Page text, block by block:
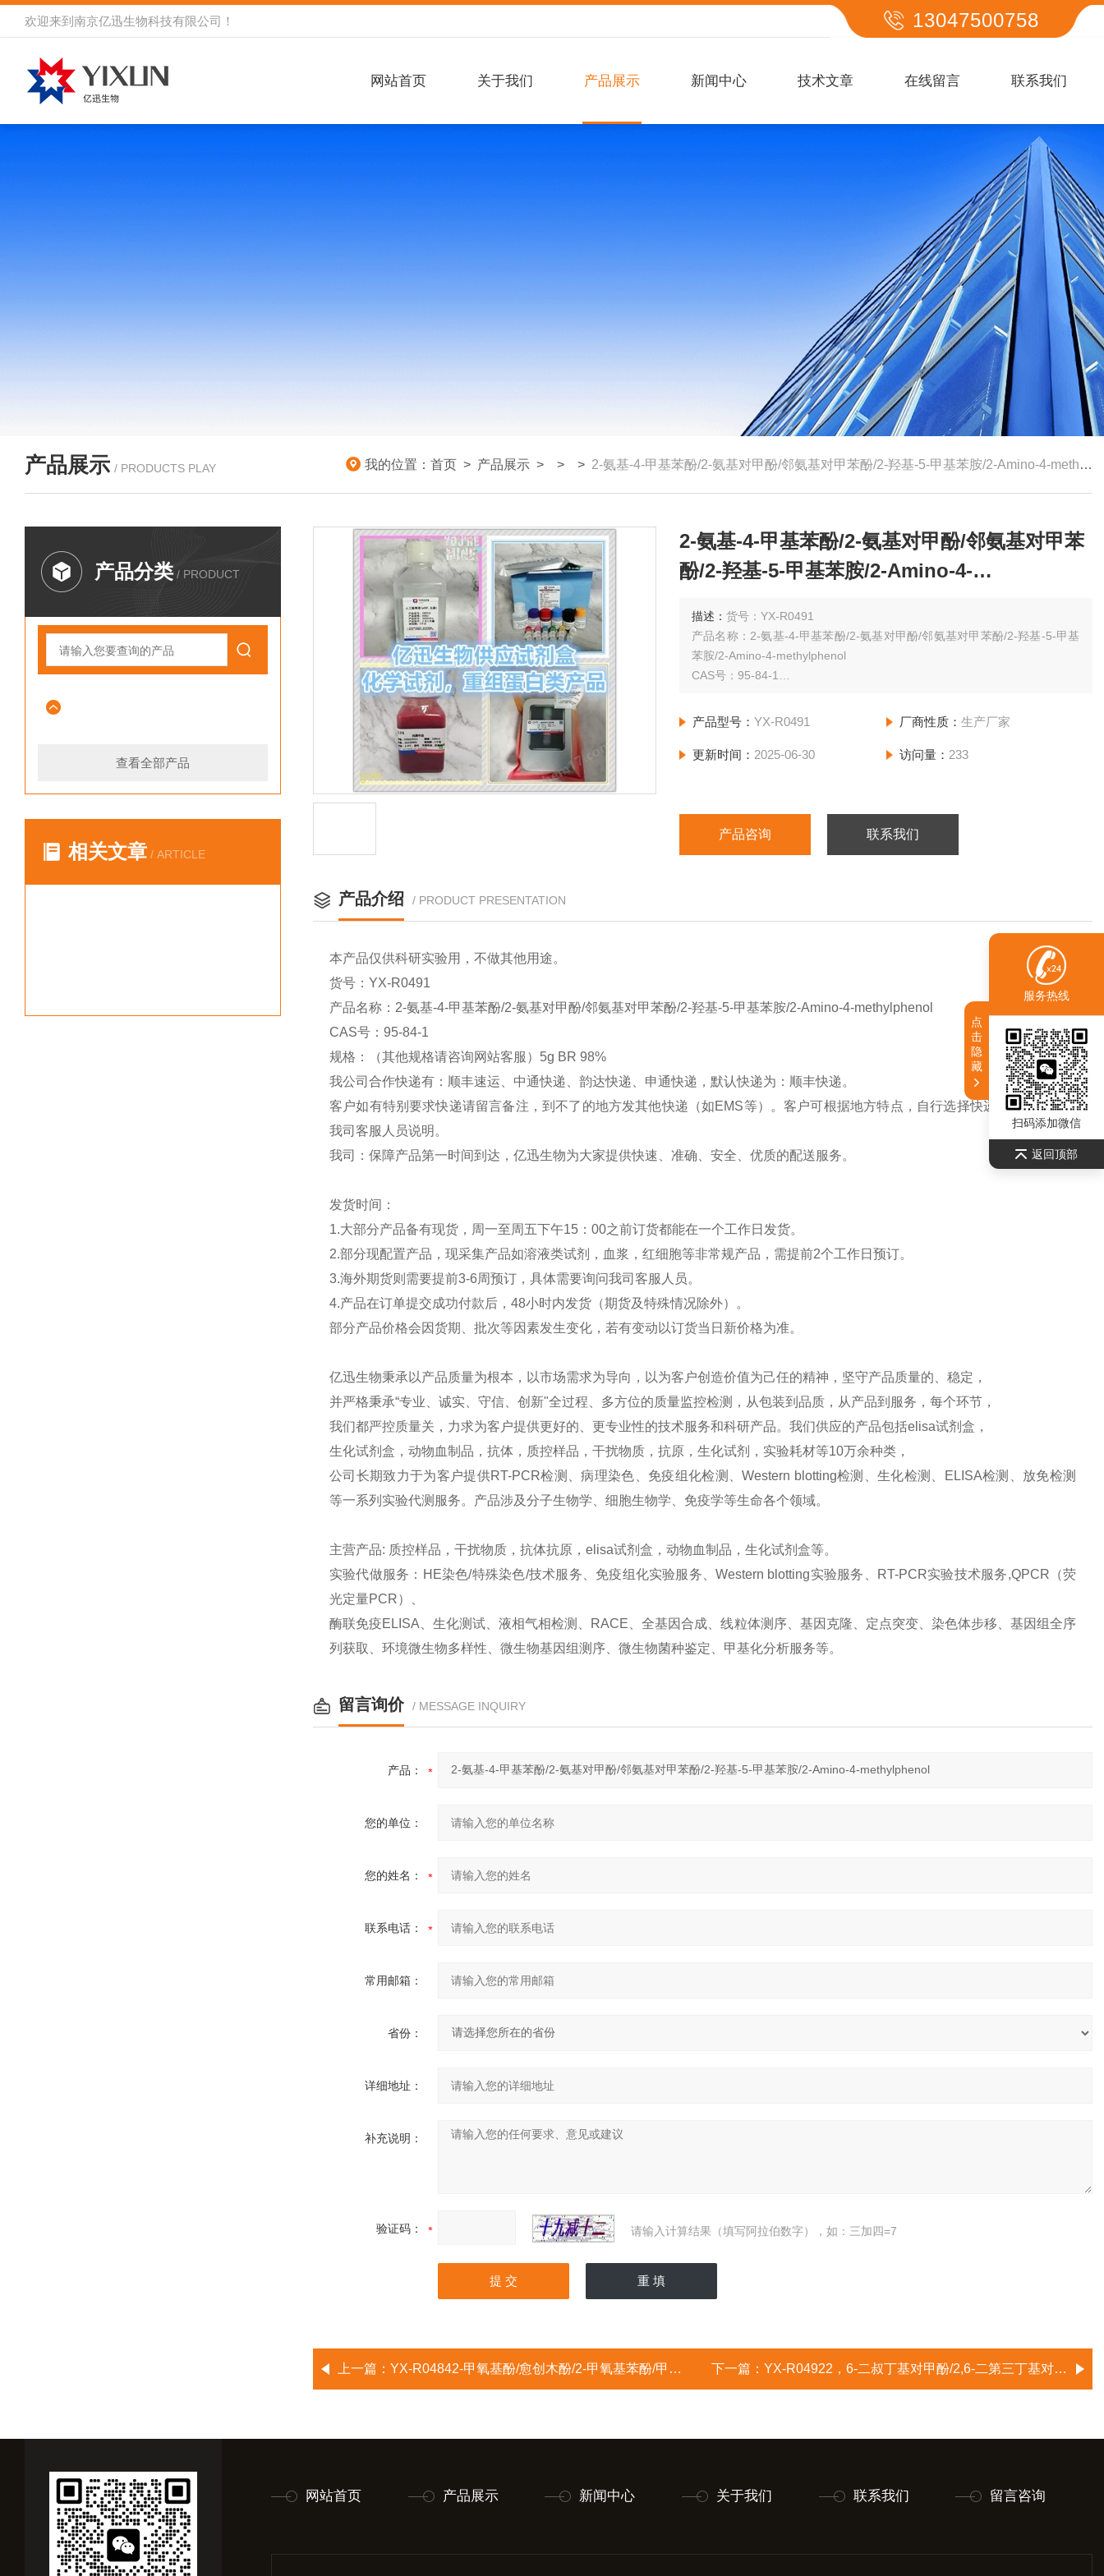
欢迎来到 南京亿迅生物科技有限公司 ！ 13047500758
网站首页 关于我们 产品展示 新闻中心 技术文章 在线留言 联系我们
产品展示 / PRODUCTS PLAY 我的位置： 首页 > 产品展示 > > > 2-氨基-4-甲基苯酚/2-氨基对甲酚/邻氨基对甲苯酚/2-羟基-5-甲基苯胺/2-Amino-4-methylphenol
产品分类 / PRODUCT
查看全部产品
相关文章 / ARTICLE
2-氨基-4-甲基苯酚/2-氨基对甲酚/邻氨基对甲苯
酚/2-羟基-5-甲基苯胺/2-Amino-4-
描述：货号：YX-R0491
产品名称：2-氨基-4-甲基苯酚/2-氨基对甲酚/邻氨基对甲苯酚/2-羟基-5-甲基
苯胺/2-Amino-4-methylphenol
CAS号：95-84-1
产品型号：YX-R0491 厂商性质： 生产厂家
更新时间： 2025-06-30 访问量： 233
产品咨询 联系我们
产品介绍 / PRODUCT PRESENTATION
本产品仅供科研实验用，不做其他用途。
货号：YX-R0491
产品名称：2-氨基-4-甲基苯酚/2-氨基对甲酚/邻氨基对甲苯酚/2-羟基-5-甲基苯胺/2-Amino-4-methylphenol
CAS号：95-84-1
规格：（其他规格请咨询网站客服）5g BR 98%
我公司合作快递有：顺丰速运、中通快递、韵达快递、申通快递，默认快递为：顺丰快递。
客户如有特别要求快递请留言备注，到不了的地方发其他快递（如EMS等）。客户可根据地方特点，自行选择快递公司，请联系
我司客服人员说明。
我司：保障产品第一时间到达，亿迅生物为大家提供快速、准确、安全、优质的配送服务。
发货时间：
1.大部分产品备有现货，周一至周五下午15：00之前订货都能在一个工作日发货。
2.部分现配置产品，现采集产品如溶液类试剂，血浆，红细胞等非常规产品，需提前2个工作日预订。
3.海外期货则需要提前3-6周预订，具体需要询问我司客服人员。
4.产品在订单提交成功付款后，48小时内发货（期货及特殊情况除外）。
部分产品价格会因货期、批次等因素发生变化，若有变动以订货当日新价格为准。
亿迅生物秉承以产品质量为根本，以市场需求为导向，以为客户创造价值为己任的精神，坚守产品质量的、稳定，
并严格秉承“专业、诚实、守信、创新"全过程、多方位的质量监控检测，从包装到品质，从产品到服务，每个环节，
我们都严控质量关，力求为客户提供更好的、更专业性的技术服务和科研产品。我们供应的产品包括elisa试剂盒，
生化试剂盒，动物血制品，抗体，质控样品，干扰物质，抗原，生化试剂，实验耗材等10万余种类，
公司长期致力于为客户提供RT-PCR检测、病理染色、免疫组化检测、Western blotting检测、生化检测、ELISA检测、放免检测
等一系列实验代测服务。产品涉及分子生物学、细胞生物学、免疫学等生命各个领域。
主营产品: 质控样品，干扰物质，抗体抗原，elisa试剂盒，动物血制品，生化试剂盒等。
实验代做服务：HE染色/特殊染色/技术服务、免疫组化实验服务、Western blotting实验服务、RT-PCR实验技术服务,QPCR（荧
光定量PCR）、
酶联免疫ELISA、生化测试、液相气相检测、RACE、全基因合成、线粒体测序、基因克隆、定点突变、染色体步移、基因组全序
列获取、环境微生物多样性、微生物基因组测序、微生物菌种鉴定、甲基化分析服务等。
留言询价 / MESSAGE INQUIRY
产品：
您的单位：
您的姓名：
联系电话：
常用邮箱：
省份：
详细地址：
补充说明：
验证码： 请输入计算结果（填写阿拉伯数字），如：三加四=7
上一篇： YX-R04842-甲氧基酚/愈创木酚/2-甲氧基苯酚/甲基儿茶酚/邻羟基苯甲醚/邻甲氧基苯酚/2- Methoxyphenol 下一篇： YX-R04922，6-二叔丁基对甲酚/2,6-二第三丁基对甲酚/2,6-二叔丁基对甲苯酚/抗氧剂BHT/抗氧剂264/防老剂BHT/丁羟甲苯
网站首页 产品展示 新闻中心 关于我们 联系我们 留言咨询
服务热线
扫码添加微信
返回顶部
点
击
隐
藏